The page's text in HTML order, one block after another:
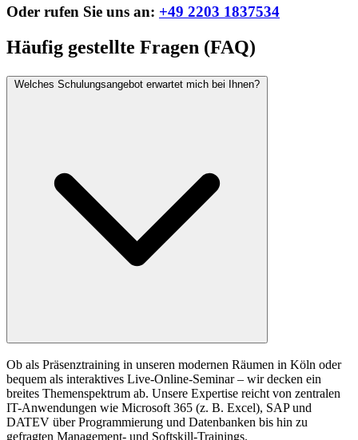
Oder rufen Sie uns an: +49 2203 1837534
Häufig gestellte Fragen (FAQ)
Welches Schulungsangebot erwartet mich bei Ihnen?
Ob als Präsenztraining in unseren modernen Räumen in Köln oder
bequem als interaktives Live-Online-Seminar – wir decken ein
breites Themenspektrum ab. Unsere Expertise reicht von zentralen
IT-Anwendungen wie Microsoft 365 (z. B. Excel), SAP und
DATEV über Programmierung und Datenbanken bis hin zu
gefragten Management- und Softskill-Trainings.